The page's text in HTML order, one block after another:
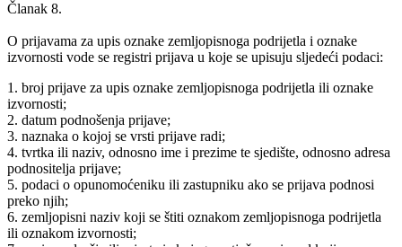
Članak 8.
O prijavama za upis oznake zemljopisnoga podrijetla i oznake
izvornosti vode se registri prijava u koje se upisuju sljedeći podaci:
1. broj prijave za upis oznake zemljopisnoga podrijetla ili oznake
izvornosti;
2. datum podnošenja prijave;
3. naznaka o kojoj se vrsti prijave radi;
4. tvrtka ili naziv, odnosno ime i prezime te sjedište, odnosno adresa
podnositelja prijave;
5. podaci o opunomoćeniku ili zastupniku ako se prijava podnosi
preko njih;
6. zemljopisni naziv koji se štiti oznakom zemljopisnoga podrijetla
ili oznakom izvornosti;